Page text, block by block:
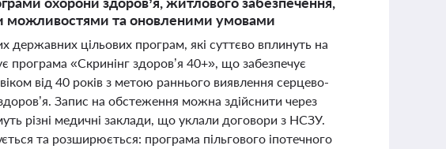
можливостями та оновленими умовами
державних цільових програм, які суттєво вплинуть на
програма «Скринінг здоров’я 40+», що забезпечує
від 40 років з метою раннього виявлення серцево-
Запис на обстеження можна здійснити через
різні медичні заклади, що уклали договори з НСЗУ.
та розширюється: програма пільгового іпотечного